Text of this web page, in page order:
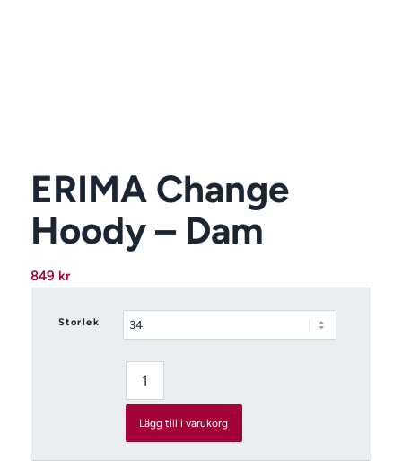
ERIMA Change
Hoody – Dam
849 kr
Storlek
Lägg till i varukorg